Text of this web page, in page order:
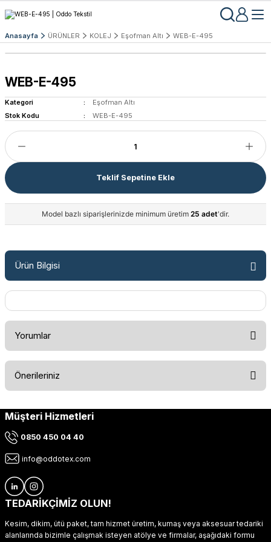
Anasayfa ÜRÜNLER KOLEJ Eşofman Altı WEB-E-495
WEB-E-495
Kategori
Eşofman Altı
Stok Kodu
WEB-E-495
Teklif Sepetine Ekle
Model bazlı siparişlerinizde minimum üretim 25 adet'dir.
Ürün Bilgisi
Yorumlar
Önerileriniz
Bu ürünün fiyat bilgisi, resim, ürün açıklamalarında ve diğer
kullanarak tarafımıza iletebilirsiniz.
Ürün resmi kalitesiz, bozuk veya görüntülenemiyor.
Ürün açıklamasında eksik bilgiler bulunuyor.
Ürün fiyatı diğer sitelerden daha pahalı.
Müşteri Hizmetleri
0850 450 04 40
info@oddotex.com
TEDARİKÇİMİZ OLUN!
Kesim, dikim, ütü paket, tam hizmet üretim, kumaş veya aksesuar tedariki
alanlarında bizimle çalışmak isteyen atölye ve firmalar, aşağıdaki formu